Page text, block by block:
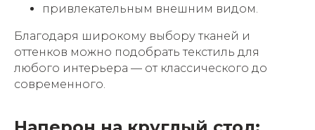
привлекательным внешним видом.
Благодаря широкому выбору тканей и
оттенков можно подобрать текстиль для
любого интерьера — от классического до
современного.